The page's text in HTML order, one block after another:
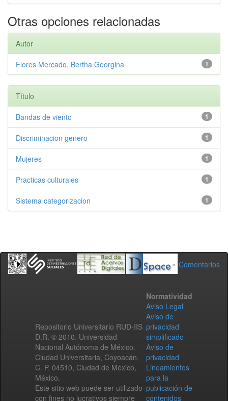
Otras opciones relacionadas
Autor
1
Flores Mercado, Bertha Georgina
Título
1
Bandas de viento
1
Discriminacion genero
1
Mujeres
1
Practicas culturales
1
Sistema categorizacion
Comentarios
Repositorio Universitario RUD-IIS
D.R. © 2010. Universidad
Nacional Autónoma de México.
Ciudad Universitaria, Coyoacán,
C. P. 04510, Ciudad de México,
México.
Este sitio web puede ser utilizado
con fines no lucrativos siempre
Normatividad
Aviso Legal
Aviso de
privacidad
simplificado
Aviso de
privacidad
Lineamientos
para la
publicación de
contenidos